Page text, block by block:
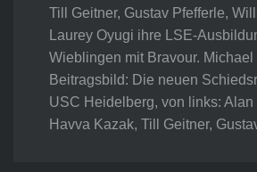
Till Geitner, Gustav Pfefferle,
Laurey Oyugi ihre LSE-
Wieblingen mit Bravour. Michael
Beitragsbild: Die neuen
USC Heidelberg, von links: Alan
Havva Kazak, Till Geitner,